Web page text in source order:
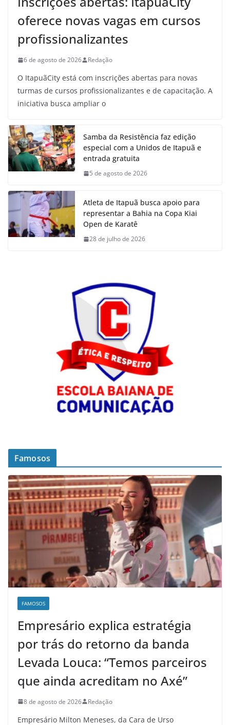
oferece novas vagas em cursos
profissionalizantes
6 de agosto de 2026 Redação
O ItapuãCity está com inscrições abertas para novas
turmas de cursos profissionalizantes e de capacitação. A
iniciativa busca ampliar o
Samba da Resistência faz edição
especial com a Unidos de Itapuã e
entrada gratuita
5 de agosto de 2026
Atleta de Itapuã busca apoio para
representar a Bahia na Copa Kiai
Open de Karatê
28 de julho de 2026
Famosos
FAMOSOS
Empresário explica estratégia
por trás do retorno da banda
Levada Louca: “Temos parceiros
que ainda acreditam no Axé”
8 de agosto de 2026 Redação
Empresário Milton Meneses, da Cara de Urso